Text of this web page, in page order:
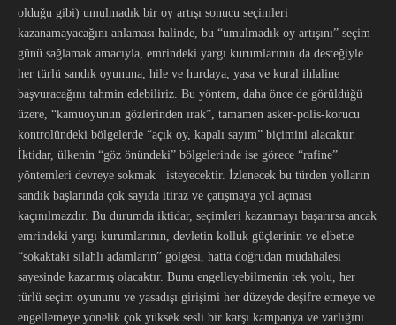
olduğu gibi) umulmadık bir oy artışı sonucu seçimleri
kazanamayacağını anlaması halinde, bu “umulmadık oy artışını” seçim
günü sağlamak amacıyla, emrindeki yargı kurumlarının da desteğiyle
her türlü sandık oyununa, hile ve hurdaya, yasa ve kural ihlaline
başvuracağını tahmin edebiliriz. Bu yöntem, daha önce de görüldüğü
üzere, “kamuoyunun gözlerinden ırak”, tamamen asker-polis-korucu
kontrolündeki bölgelerde “açık oy, kapalı sayım” biçimini alacaktır.
İktidar, ülkenin “göz önündeki” bölgelerinde ise görece “rafine”
yöntemleri devreye sokmak isteyecektir. İzlenecek bu türden yolların
sandık başlarında çok sayıda itiraz ve çatışmaya yol açması
kaçınılmazdır. Bu durumda iktidar, seçimleri kazanmayı başarırsa ancak
emrindeki yargı kurumlarının, devletin kolluk güçlerinin ve elbette
“sokaktaki silahlı adamların” gölgesi, hatta doğrudan müdahalesi
sayesinde kazanmış olacaktır. Bunu engelleyebilmenin tek yolu, her
türlü seçim oyununu ve yasadışı girişimi her düzeyde deşifre etmeye ve
engellemeye yönelik çok yüksek sesli bir karşı kampanya ve varlığını